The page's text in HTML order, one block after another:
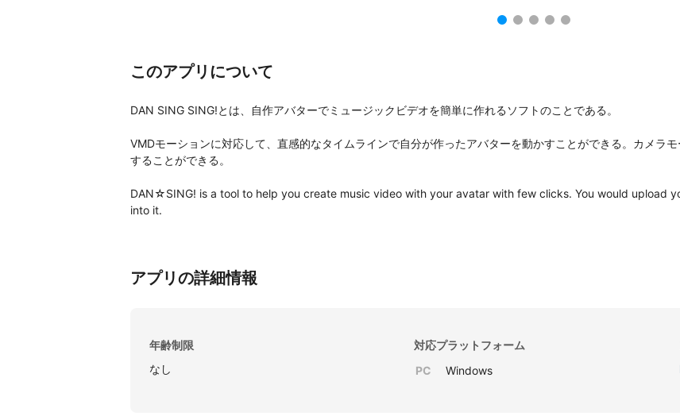
このアプリについて
DAN SING SING!とは、自作アバターでミュージックビデオを簡単に作れるソフトのことである。
VMDモーションに対応して、直感的なタイムラインで自分が作ったアバターを動かすことができる。カメラ
することができる。
DAN☆SING! is a tool to help you create music video with your avatar with few clicks. You would upload
into it.
アプリの詳細情報
年齢制限
なし
対応プラットフォーム
PC
Windows